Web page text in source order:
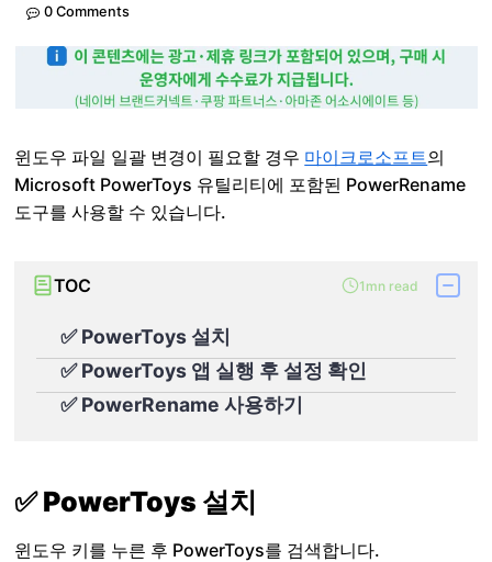
0 Comments
윈도우 파일 일괄 변경이 필요할 경우 마이크로소프트의
Microsoft PowerToys 유틸리티에 포함된 PowerRename
도구를 사용할 수 있습니다.
TOC 1mn read
✅ PowerToys 설치
✅ PowerToys 앱 실행 후 설정 확인
✅ PowerRename 사용하기
✅ PowerToys 설치
윈도우 키를 누른 후 PowerToys를 검색합니다.